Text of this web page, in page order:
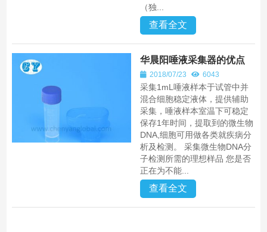
（独...
查看全文
华晨阳唾液采集器的优点
2018/07/23 6043
采集1mL唾液样本于试管中并
混合细胞稳定液体，提供辅助
采集，唾液样本室温下可稳定
保存1年时间，提取到的微生物
DNA,细胞可用做各类就疾病分
析及检测。 采集微生物DNA分
子检测所需的理想样品 您是否
正在为不能...
查看全文